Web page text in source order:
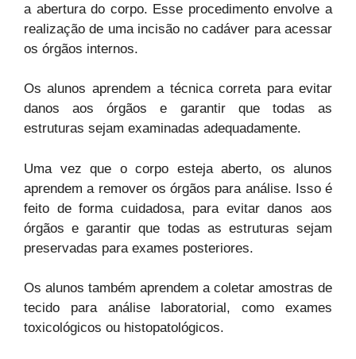
a abertura do corpo. Esse procedimento envolve a
realização de uma incisão no cadáver para acessar
os órgãos internos.
Os alunos aprendem a técnica correta para evitar
danos aos órgãos e garantir que todas as
estruturas sejam examinadas adequadamente.
Uma vez que o corpo esteja aberto, os alunos
aprendem a remover os órgãos para análise. Isso é
feito de forma cuidadosa, para evitar danos aos
órgãos e garantir que todas as estruturas sejam
preservadas para exames posteriores.
Os alunos também aprendem a coletar amostras de
tecido para análise laboratorial, como exames
toxicológicos ou histopatológicos.